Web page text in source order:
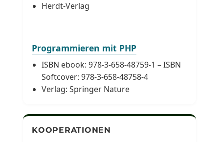
Herdt-Verlag
Programmieren mit PHP
ISBN ebook: 978-3-658-48759-1 – ISBN
Softcover: 978-3-658-48758-4
Verlag: Springer Nature
KOOPERATIONEN